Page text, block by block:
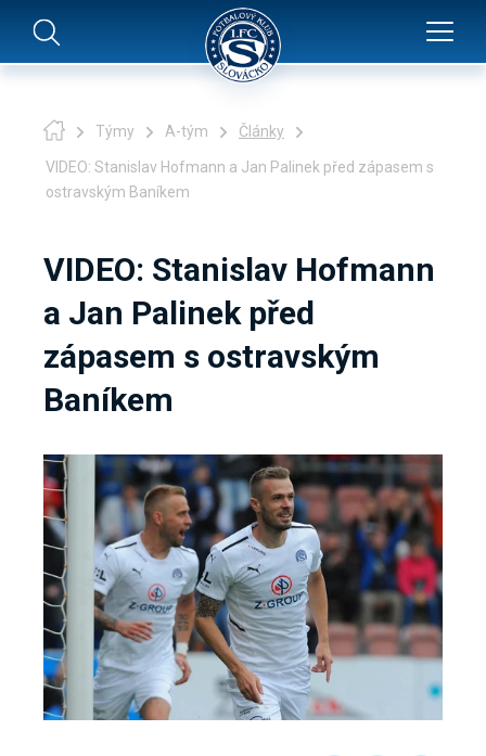
Týmy A-tým Články
VIDEO: Stanislav Hofmann a Jan Palinek před zápasem s
ostravským Baníkem
VIDEO: Stanislav Hofmann
a Jan Palinek před
zápasem s ostravským
Baníkem